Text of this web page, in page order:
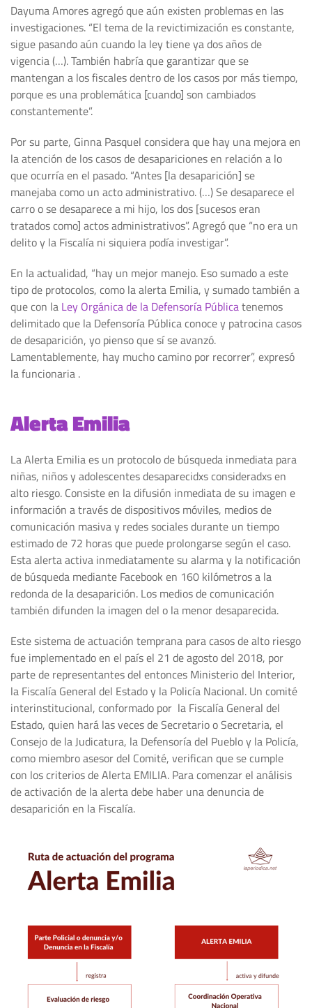
Dayuma Amores agregó que aún existen problemas en las
investigaciones. “El tema de la revictimización es constante,
sigue pasando aún cuando la ley tiene ya dos años de
vigencia (…). También habría que garantizar que se
mantengan a los fiscales dentro de los casos por más tiempo,
porque es una problemática [cuando] son cambiados
constantemente”.
Por su parte, Ginna Pasquel considera que hay una mejora en
la atención de los casos de desapariciones en relación a lo
que ocurría en el pasado. “Antes [la desaparición] se
manejaba como un acto administrativo. (…) Se desaparece el
carro o se desaparece a mi hijo, los dos [sucesos eran
tratados como] actos administrativos”. Agregó que “no era un
delito y la Fiscalía ni siquiera podía investigar”.
En la actualidad, “hay un mejor manejo. Eso sumado a este
tipo de protocolos, como la alerta Emilia, y sumado también a
que con la Ley Orgánica de la Defensoría Públicatenemos
delimitado que la Defensoría Pública conoce y patrocina casos
de desaparición, yo pienso que sí se avanzó.
Lamentablemente, hay mucho camino por recorrer”, expresó
la funcionaria .
Alerta Emilia
La Alerta Emilia es un protocolo de búsqueda inmediata para
niñas, niños y adolescentes desaparecidxs consideradxs en
alto riesgo. Consiste en la difusión inmediata de su imagen e
información a través de dispositivos móviles, medios de
comunicación masiva y redes sociales durante un tiempo
estimado de 72 horas que puede prolongarse según el caso.
Esta alerta activa inmediatamente su alarma y la notificación
de búsqueda mediante Facebook en 160 kilómetros a la
redonda de la desaparición. Los medios de comunicación
también difunden la imagen del o la menor desaparecida.
Este sistema de actuación temprana para casos de alto riesgo
fue implementado en el país el 21 de agosto del 2018, por
parte de representantes del entonces Ministerio del Interior,
la Fiscalía General del Estado y la Policía Nacional. Un comité
interinstitucional, conformado por la Fiscalía General del
Estado, quien hará las veces de Secretario o Secretaria, el
Consejo de la Judicatura, la Defensoría del Pueblo y la Policía,
como miembro asesor del Comité, verifican que se cumple
con los criterios de Alerta EMILIA. Para comenzar el análisis
de activación de la alerta debe haber una denuncia de
desaparición en la Fiscalía.